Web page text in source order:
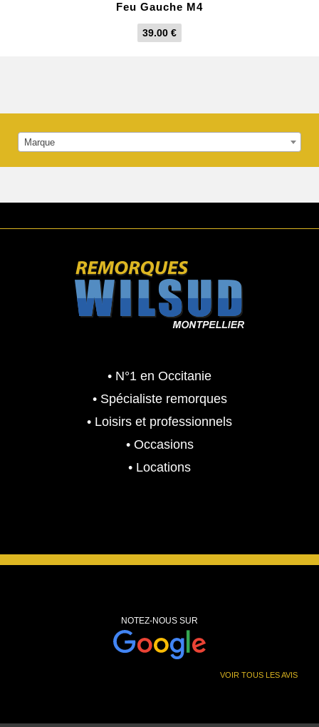
Feu Gauche M4
39.00 €
Marque
• N°1 en Occitanie
• Spécialiste remorques
• Loisirs et professionnels
• Occasions
• Locations
NOTEZ-NOUS SUR
VOIR TOUS LES AVIS